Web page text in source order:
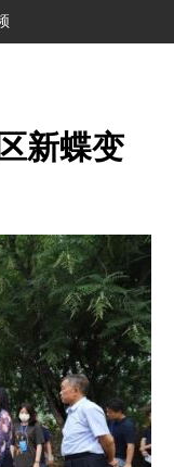
新蝶变